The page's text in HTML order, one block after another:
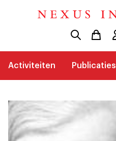
Activiteiten Publicaties